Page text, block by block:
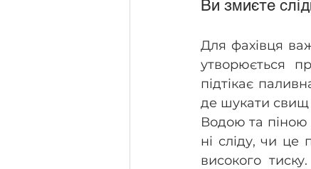
Ви змиєте
Для фахівця
утворюється
підтікає
де шукати свищ
Водою та піною
ні сліду, чи це
високого